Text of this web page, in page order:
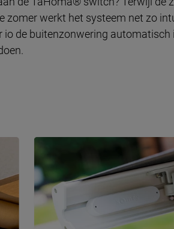
werkt het systeem net zo
de buitenzonwering automatisch